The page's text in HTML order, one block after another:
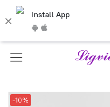
Install App
-10%